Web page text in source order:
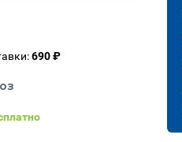
690 ₽